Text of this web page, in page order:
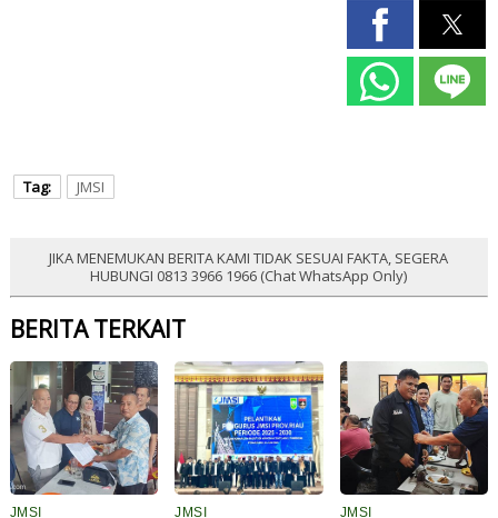
Tag: JMSI
JIKA MENEMUKAN BERITA KAMI TIDAK SESUAI FAKTA, SEGERA
HUBUNGI 0813 3966 1966 (Chat WhatsApp Only)
BERITA TERKAIT
JMSI JMSI JMSI